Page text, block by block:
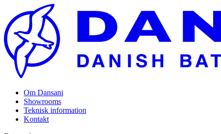
Om Dansani
Showrooms
Teknisk information
Kontakt